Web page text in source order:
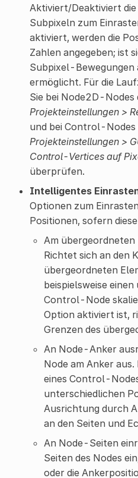
Aktiviert/Deaktiviert
Subpixeln zum
aktiviert, werden die
Zahlen angegeben; ist
Subpixel-Bewegungen
ermöglicht. Für die
Sie bei Node2D-Nodes
Projekteinstellungen >
und bei Control-Nodes
Projekteinstellungen >
Control-Vertices auf
überprüfen.
Intelligentes
Optionen zum
Positionen, sofern
Am
Richtet sich an den
übergeordneten
beispielsweise
Control-Node
Option aktiviert ist,
Grenzen des
An Node-Anker
Node am Anker
eines Control-
unterschiedlichen
Ausrichtung durch
an den Seiten und
An Node-Seiten
Seiten des Nodes
oder die